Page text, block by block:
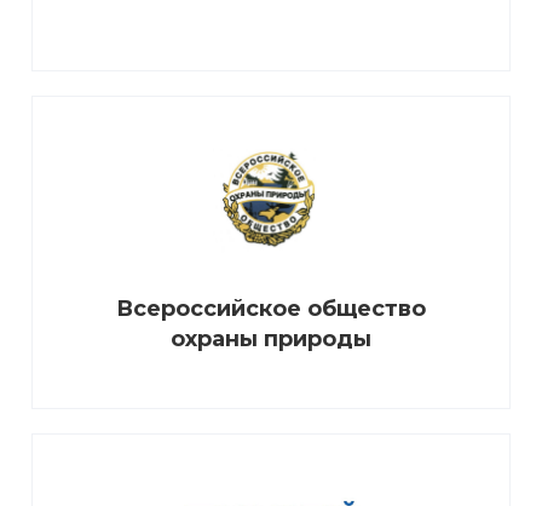
Всероссийское общество
охраны природы